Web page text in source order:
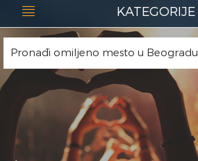
Pronađi omiljeno mesto u Beogradu
KATEGORIJE